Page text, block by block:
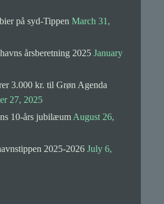
på syd-Tippen March 31,
årsberetning 2025 January
3.000 kr. til Grøn Agenda
27, 2025
10-års jubilæum August 26,
2025-2026 July 6,